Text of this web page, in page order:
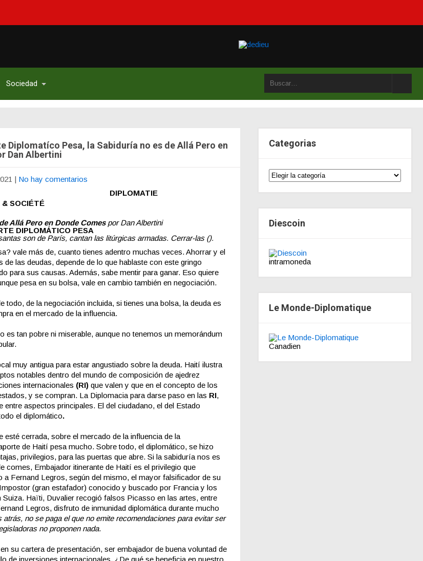
Sociedad
Diplomatíco Pesa, la Sabiduría no es de Allá Pero en
Dan Albertini
| No hay comentarios
DIPLOMATIE
SOCIÉTÉ
Allá Pero en Donde Comes por Dan Albertini
DIPLOMÁTICO PESA
son de París, cantan las litúrgicas armadas. Cerrar-las ().
vale más de, cuanto tienes adentro muchas veces. Ahorrar y el
de las deudas, depende de lo que hablaste con este gringo
para sus causas. Además, sabe mentir para ganar. Eso quiere
pesa en su bolsa, vale en cambio también en negociación.
todo, de la negociación incluida, si tienes una bolsa, la deuda es
en el mercado de la influencia.
es tan pobre ni miserable, aunque no tenemos un memorándum
muy antigua para estar angustiado sobre la deuda. Haití ilustra
notables dentro del mundo de composición de ajedrez
internacionales (RI) que valen y que en el concepto de los
y se compran. La Diplomacia para darse paso en las RI,
entre aspectos principales. El del ciudadano, el del Estado
el diplomático.
esté cerrada, sobre el mercado de la influencia de la
de Haití pesa mucho. Sobre todo, el diplomático, se hizo
privilegios, para las puertas que abre. Si la sabiduría nos es
comes, Embajador itinerante de Haití es el privilegio que
a Fernand Legros, según del mismo, el mayor falsificador de su
(gran estafador) conocido y buscado por Francia y los
Suiza. Haïti, Duvalier recogió falsos Picasso en las artes, entre
Legros, disfruto de inmunidad diplomática durante mucho
atrás, no se paga el que no emite recomendaciones para evitar ser
no proponen nada.
su cartera de presentación, ser embajador de buena voluntad de
de inversiones internacionales. ¿De qué se beneficia en nuestro
Categorias
Diescoin
intramoneda
Le Monde-Diplomatique
Canadien